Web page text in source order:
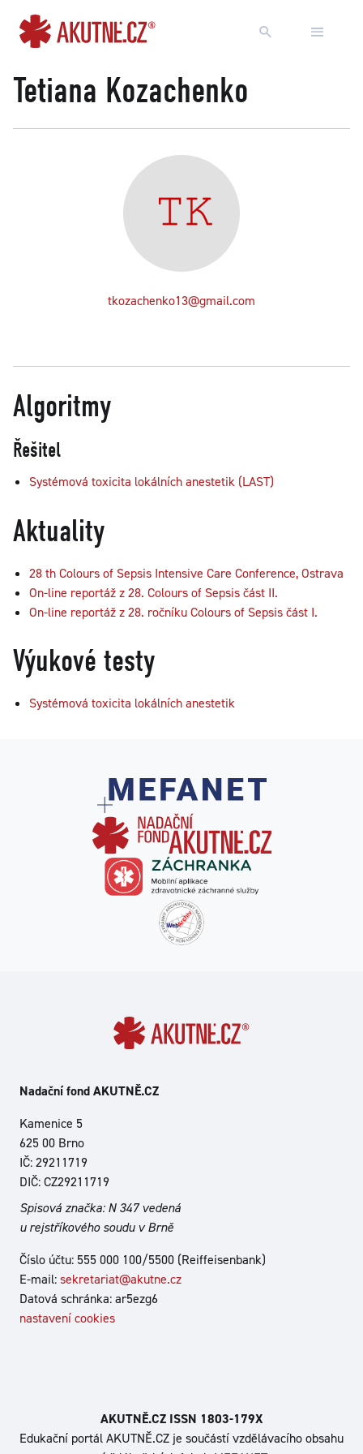
Tetiana Kozachenko
tkozachenko13@gmail.com
Algoritmy
Řešitel
Systémová toxicita lokálních anestetik (LAST)
Aktuality
28 th Colours of Sepsis Intensive Care Conference, Ostrava
On-line reportáž z 28. Colours of Sepsis část II.
On-line reportáž z 28. ročníku Colours of Sepsis část I.
Výukové testy
Systémová toxicita lokálních anestetik
Nadační fond AKUTNĚ.CZ
Kamenice 5
625 00 Brno
IČ: 29211719
DIČ: CZ29211719
Spisová značka: N 347 vedená
u rejstříkového soudu v Brně
Číslo účtu: 555 000 100/5500 (Reiffeisenbank)
E-mail:sekretariat@akutne.cz
Datová schránka: ar5ezg6
nastavení cookies
AKUTNĚ.CZ ISSN 1803‑179X
Edukační portál AKUTNĚ.CZ je součástí vzdělávacího obsahu